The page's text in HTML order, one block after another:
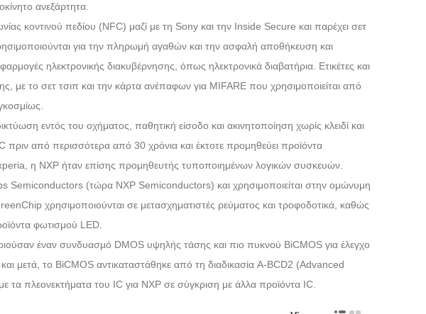
ανεξάρτητα.
κοντινού πεδίου (NFC) μαζί με τη Sony και την Inside Secure και παρέχει σετ
για την πληρωμή αγαθών και την ασφαλή αποθήκευση και
ηλεκτρονικής διακυβέρνησης, όπως ηλεκτρονικά διαβατήρια. Ετικέτες και
με το σετ τσιπ και την κάρτα ανέπαφων για MIFARE που χρησιμοποιείται από
εντός του οχήματος, παθητική είσοδο και ακινητοποίηση χωρίς κλειδί και
από περισσότερα από 30 χρόνια και έκτοτε προμηθεύει προϊόντα
η NXP ήταν επίσης προμηθευτής τυποποιημένων λογικών συσκευών.
Semiconductors (τώρα NXP Semiconductors) και χρησιμοποιείται στην ομώνυμη
χρησιμοποιούνται σε μετασχηματιστές ρεύματος και τροφοδοτικά, καθώς
φωτισμού LED.
έναν συνδυασμό DMOS υψηλής τάσης και πιο πυκνού BiCMOS για έλεγχο
μετά, το BiCMOS αντικαταστάθηκε από τη διαδικασία A-BCD2 (Advanced
πλεονεκτήματα του IC για NXP σε σύγκριση με άλλα προϊόντα IC.